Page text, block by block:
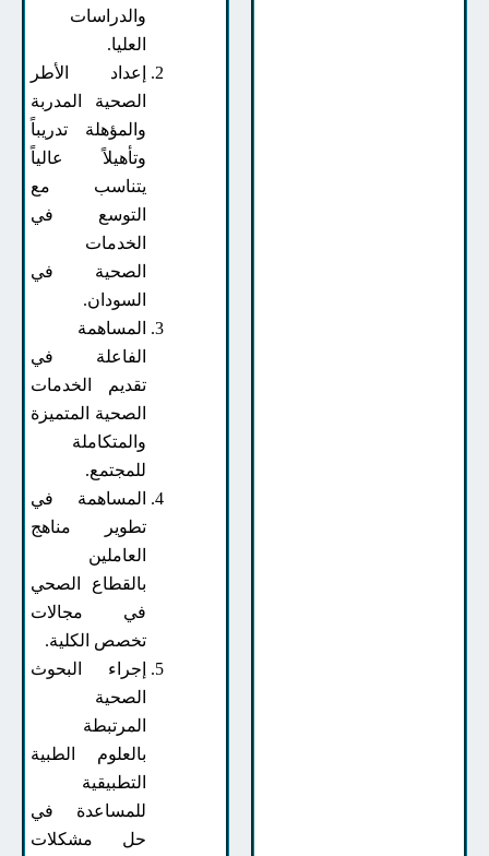
والدراسات
إعداد الأطر
الصحية المدربة
والمؤهلة تدريباً
وتأهيلاً عالياً
يتناسب مع
التوسع في
الخدمات
الصحية في
السودان.
المساهمة
الفاعلة في
تقديم الخدمات
الصحية المتميزة
والمتكاملة
للمجتمع.
المساهمة في
تطوير مناهج
العاملين
بالقطاع الصحي
في مجالات
تخصص الكلية.
إجراء البحوث
الصحية
المرتبطة
بالعلوم الطبية
التطبيقية
للمساعدة في
حل مشكلات